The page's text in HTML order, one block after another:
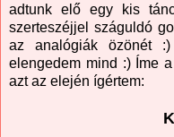
adtunk elő egy kis
szerteszéjjel száguldó
az analógiák özönét
elengedem mind :) Íme
azt az elején ígértem: